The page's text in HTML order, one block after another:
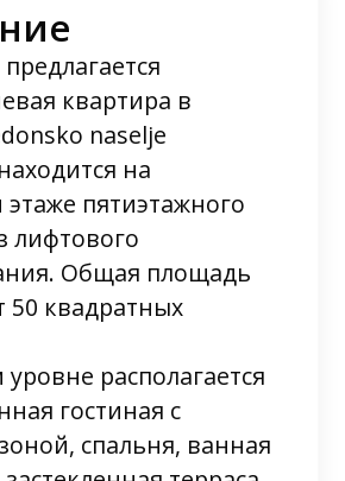
квартира в
naselje
на
этаже пятиэтажного
лифтового
Общая площадь
50 квадратных
располагается
гостиная с
спальня, ванная